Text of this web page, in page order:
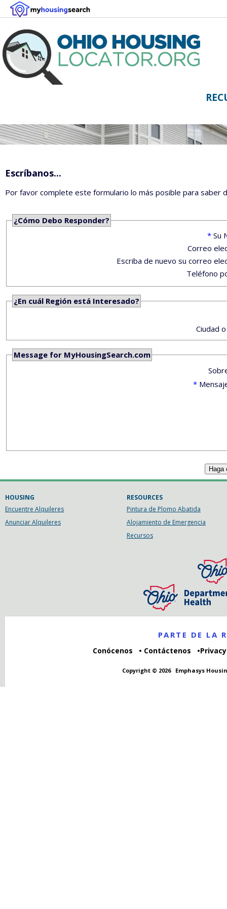
Escríbanos...
Por favor complete este formulario lo más posible para saber
¿Cómo Debo Responder?
* Su
Correo
Escriba de nuevo su correo
Teléfono
¿En cuál Región está Interesado?
Ciudad
Message for MyHousingSearch.com
*
HOUSING
Encuentre Alquileres
Anunciar Alquileres
RESOURCES
Pintura de Plomo Abatida
Alojamiento de Emergencia
Recursos
PARTE DE LA
Conócenos Contáctenos
Copyright © 2026 Emphasys